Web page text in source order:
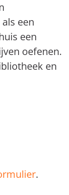
een
een
oefenen.
en
.